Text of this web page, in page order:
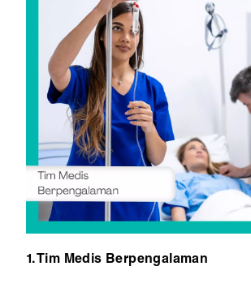
1. Tim Medis Berpengalaman